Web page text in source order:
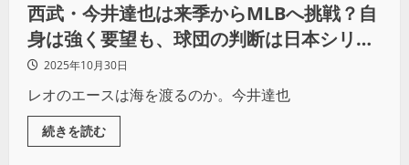
西武・今井達也は来季からMLBへ挑戦？自
身は強く要望も、球団の判断は日本シリー
ズ終了後に
2025年10月30日
レオのエースは海を渡るのか。今井達也
続きを読む
野球